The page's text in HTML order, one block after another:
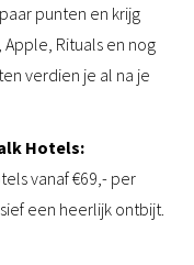
punten en krijg
Rituals en nog
verdien je al na je
Hotels:
vanaf €69,- per
een heerlijk ontbijt.